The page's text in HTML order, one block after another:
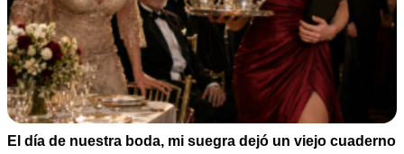
El día de nuestra boda, mi suegra dejó un viejo cuaderno